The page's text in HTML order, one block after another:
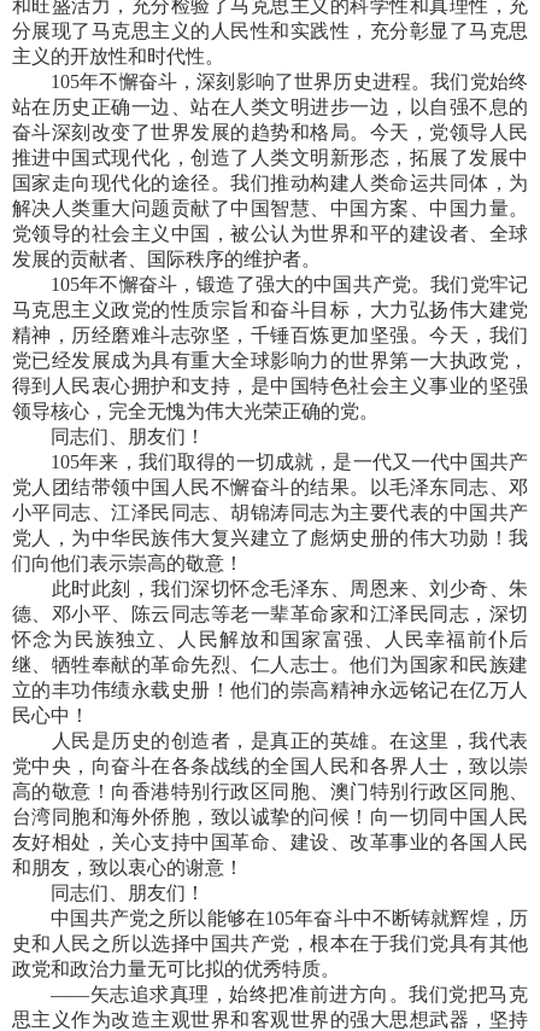
和旺盛活力，充分检验了马克思主义的科学性和真理性，充
分展现了马克思主义的人民性和实践性，充分彰显了马克思
主义的开放性和时代性。
105年不懈奋斗，深刻影响了世界历史进程。我们党始终
站在历史正确一边、站在人类文明进步一边，以自强不息的
奋斗深刻改变了世界发展的趋势和格局。今天，党领导人民
推进中国式现代化，创造了人类文明新形态，拓展了发展中
国家走向现代化的途径。我们推动构建人类命运共同体，为
解决人类重大问题贡献了中国智慧、中国方案、中国力量。
党领导的社会主义中国，被公认为世界和平的建设者、全球
发展的贡献者、国际秩序的维护者。
105年不懈奋斗，锻造了强大的中国共产党。我们党牢记
马克思主义政党的性质宗旨和奋斗目标，大力弘扬伟大建党
精神，历经磨难斗志弥坚，千锤百炼更加坚强。今天，我们
党已经发展成为具有重大全球影响力的世界第一大执政党，
得到人民衷心拥护和支持，是中国特色社会主义事业的坚强
领导核心，完全无愧为伟大光荣正确的党。
同志们、朋友们！
105年来，我们取得的一切成就，是一代又一代中国共产
党人团结带领中国人民不懈奋斗的结果。以毛泽东同志、邓
小平同志、江泽民同志、胡锦涛同志为主要代表的中国共产
党人，为中华民族伟大复兴建立了彪炳史册的伟大功勋！我
们向他们表示崇高的敬意！
此时此刻，我们深切怀念毛泽东、周恩来、刘少奇、朱
德、邓小平、陈云同志等老一辈革命家和江泽民同志，深切
怀念为民族独立、人民解放和国家富强、人民幸福前仆后
继、牺牲奉献的革命先烈、仁人志士。他们为国家和民族建
立的丰功伟绩永载史册！他们的崇高精神永远铭记在亿万人
民心中！
人民是历史的创造者，是真正的英雄。在这里，我代表
党中央，向奋斗在各条战线的全国人民和各界人士，致以崇
高的敬意！向香港特别行政区同胞、澳门特别行政区同胞、
台湾同胞和海外侨胞，致以诚挚的问候！向一切同中国人民
友好相处，关心支持中国革命、建设、改革事业的各国人民
和朋友，致以衷心的谢意！
同志们、朋友们！
中国共产党之所以能够在105年奋斗中不断铸就辉煌，历
史和人民之所以选择中国共产党，根本在于我们党具有其他
政党和政治力量无可比拟的优秀特质。
——矢志追求真理，始终把准前进方向。我们党把马克
思主义作为改造主观世界和客观世界的强大思想武器，坚持